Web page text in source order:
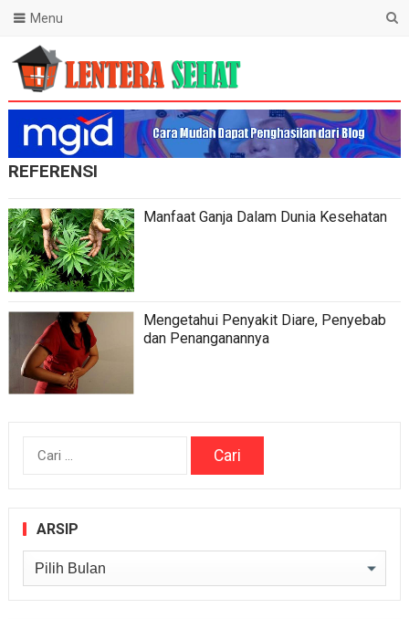
Lentera Sehat
Menu
REFERENSI
Manfaat Ganja Dalam Dunia Kesehatan
Mengetahui Penyakit Diare, Penyebab
dan Penanganannya
Cari
ARSIP
Arsip